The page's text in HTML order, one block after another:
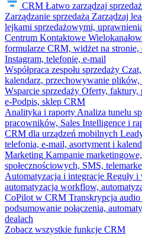
CRM Łatwo zarządzaj
Zarządzanie sprzedażą Zarządzaj
lejkami sprzedażowymi,
Centrum Kontaktowe
formularze CRM, widżet na
Instagram, telefonię, e-mail
Współpraca zespołu sprzedaży
kalendarz, przechowywanie
Wsparcie sprzedaży Oferty, faktury,
e-Podpis, sklep CRM
Analityka i raporty Analiza tunelu
pracowników, Sales Intelligence i
CRM dla urządzeń mobilnych
telefonia, e-mail, asortyment i
Marketing Kampanie
społecznościowych, SMS,
Automatyzacja i integracje Reguły
automatyzacja workflow,
CoPilot w CRM Transkrypcja audio
podsumowanie połączenia,
dealach
Zobacz wszystkie funkcje CRM